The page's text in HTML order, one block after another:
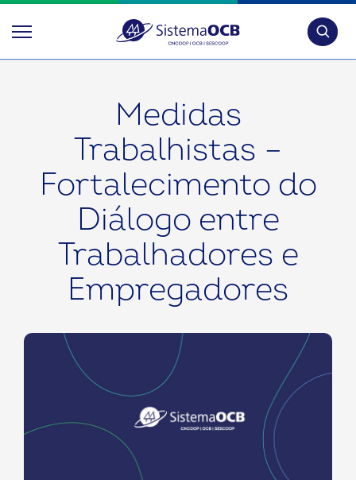
Medidas
Trabalhistas –
Fortalecimento do
Diálogo entre
Trabalhadores e
Empregadores